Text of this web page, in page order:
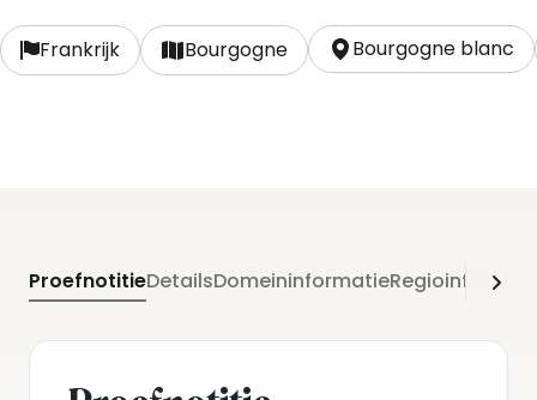
Onverslaanbaar in prijs-kwaliteitverhouding.
Frankrijk Bourgogne Bourgogne blanc
ProefnotitieDetailsDomeininformatie